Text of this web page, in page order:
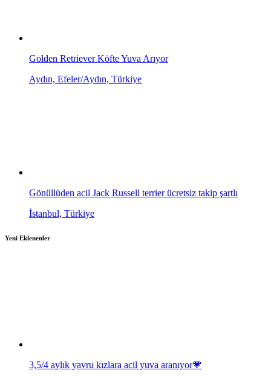
Golden Retriever Köfte Yuva Arıyor
Aydın, Efeler/Aydın, Türkiye
Gönüllüden acil Jack Russell terrier ücretsiz takip şartlı
İstanbul, Türkiye
Yeni Eklenenler
3,5/4 aylık yavru kızlara acil yuva aranıyor💗